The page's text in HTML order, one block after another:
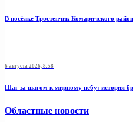
В посёлке Тростенчик Комаричского
6 августа 2026, 8:58
Шаг за шагом к мирному небу: история
Областные новости